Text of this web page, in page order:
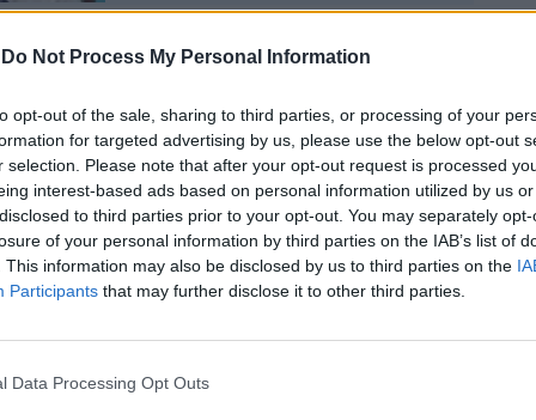
Do Not Process My Personal Information
opt-out of the sale, sharing to third parties, or processing of your
for targeted advertising by us, please use the below opt-out
selection. Please note that after your opt-out request is processed
interest-based ads based on personal information utilized by us
to third parties prior to your opt-out. You may separately
of your personal information by third parties on the IAB’s list of
This information may also be disclosed by us to third parties on the
Participants that may further disclose it to other third parties.
Data Processing Opt Outs
andata in onda il 30 marzo, che il
durante un "permesso premio"
di Bollate per motivi familiari. A certificare
del comportamento di Stasi, che non
chiedere alcuna autorizzazione proprio
premio, un documento inviato ai
Sorveglianza dal direttore del
Giorgio Leggieri, per il quale «non si
il permesso premio sarebbe